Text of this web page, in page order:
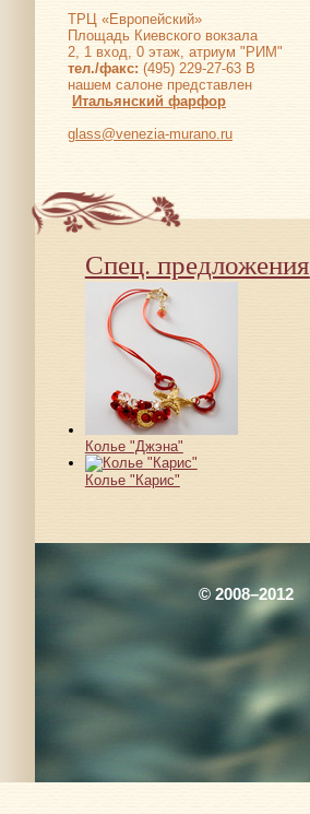
ТРЦ «Европейский»
Площадь Киевского вокзала
2, 1 вход, 0 этаж, атриум "РИМ"
тел./факс: (495) 229-27-63 В
нашем салоне представлен
Итальянский фарфор
glass@venezia-murano.ru
Спец. предложения
Колье "Джэна"
Колье "Карис"
© 2008–2012